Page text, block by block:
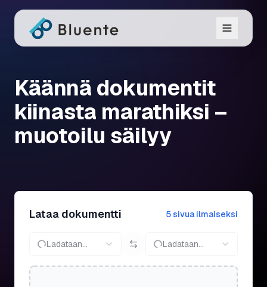
Käännä dokumentit
kiinasta marathiksi –
muotoilu säilyy
Lataa dokumentti 5 sivua ilmaiseksi
Ladataan... Ladataan...